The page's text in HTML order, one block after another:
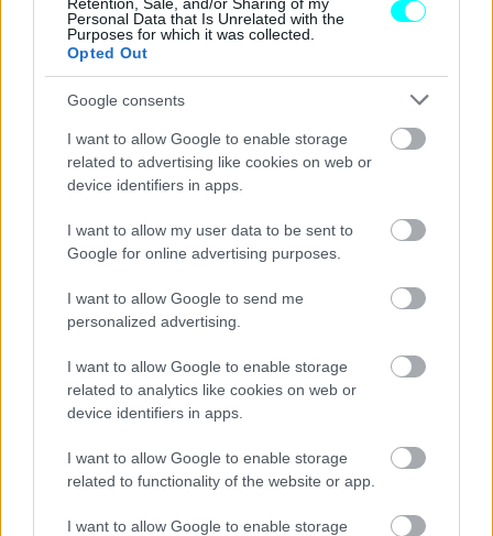
Personal Data that Is Unrelated with the
Purposes for which it was collected.
Opted Out
Google consents
I want to allow Google to enable storage
related to advertising like cookies on web or
device identifiers in apps.
I want to allow my user data to be sent to
Google for online advertising purposes.
I want to allow Google to send me
personalized advertising.
I want to allow Google to enable storage
related to analytics like cookies on web or
device identifiers in apps.
I want to allow Google to enable storage
related to functionality of the website or app.
I want to allow Google to enable storage
επιλέξει μεταξύτεσσάρων εκδόσεων.
Η βασική βενζινοκίνητη έκδοση αφορά τον 4κύλινδρο
ατμοσφαιρικό 1.5 που αποδίδει 106 ίππους και 141 Nm,
και η κορυφαία διαθέτει τον 3κύλινδρο
υπερτροφοδοτούμενο 1.0 με 111 ίππους και 160 Nm. Η
σασμάν πέντε σχέσεων και η τούρμπο με χειροκίνητο ή
αυτόματο κιβώτιο έξι σχέσεων